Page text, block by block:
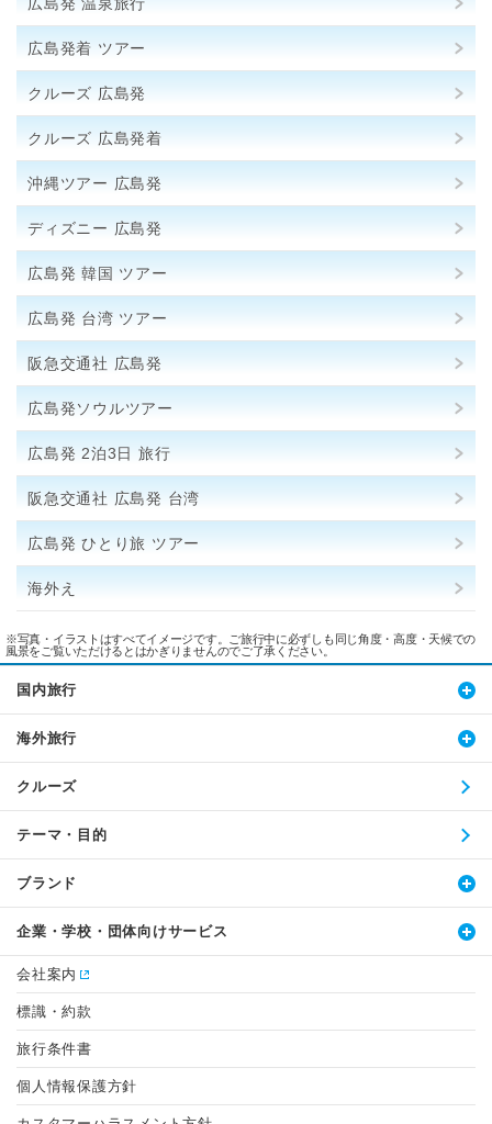
広島発 温泉旅行
広島発着 ツアー
クルーズ 広島発
クルーズ 広島発着
沖縄ツアー 広島発
ディズニー 広島発
広島発 韓国 ツアー
広島発 台湾 ツアー
阪急交通社 広島発
広島発ソウルツアー
広島発 2泊3日 旅行
阪急交通社 広島発 台湾
広島発 ひとり旅 ツアー
海外え
※写真・イラストはすべてイメージです。ご旅行中に必ずしも同じ角度・高度・天候での
風景をご覧いただけるとはかぎりませんのでご了承ください。
国内旅行
海外旅行
クルーズ
テーマ・目的
ブランド
企業・学校・団体向けサービス
会社案内
標識・約款
旅行条件書
個人情報保護方針